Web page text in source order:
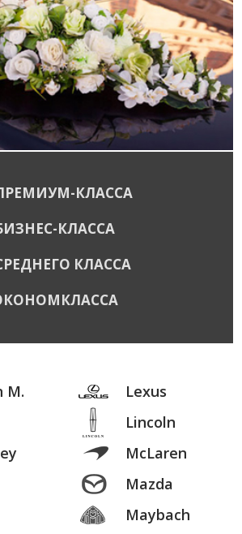
КЛАССА
КЛАССА
КЛАССА
M.
Lexus
Lincoln
McLaren
Mazda
Maybach